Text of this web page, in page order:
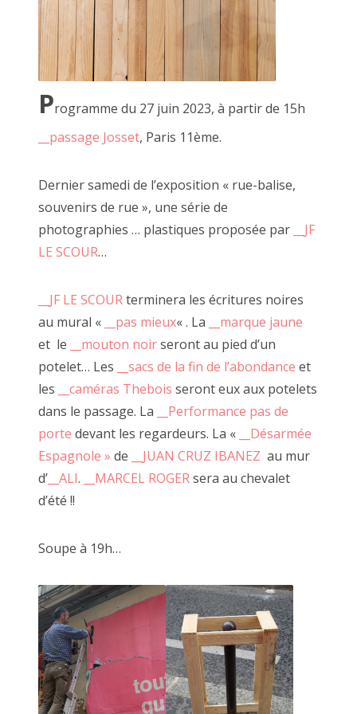
2019 mai
2019 avril
2019 mars
2019 février
2018 décembre
2018 novembre
2018 septembre
2018 juillet
2018 mai
2018 avril
2018 mars
2017 décembre
2017 novembre
2017 octobre
2017 septembre
Programme du 27 juin 2023, à partir de 15h
__passage Josset, Paris 11ème.
Dernier samedi de l’exposition « rue-balise,
souvenirs de rue », une série de
photographies … plastiques proposée par
__JF
LE SCOUR…
__JF LE SCOURterminera les écritures noires
au mural «
__pas mieux« . La
__marque jaune
et le
__mouton noirseront au pied d’un
potelet… Les
__sacs de la fin de l’abondance et
les
__caméras Thebois seront eux aux potelets
dans le passage. La
__Performance pas de
porte devant les regardeurs. La «
__Désarmée
Espagnole » de __JUAN CRUZ IBANEZ au mur
d’ __ALI. __MARCEL ROGERsera au chevalet
d’été !!
Soupe à 19h…
fil rouge qui se promène et vous invite à
tirer dessus chaque samedi.
Ouvert à tous les curieux qui souhaitent s'y aventurer, JF le
d'une œuvre le temps d'un clic -et pourquoi pas plus.
A travers de multiples performances, il nous invite au jeu
de la création, du FAIRE dans le partage.
Vous passez d'ici à là en un petit rebond : __jourdautrer
l'exposition